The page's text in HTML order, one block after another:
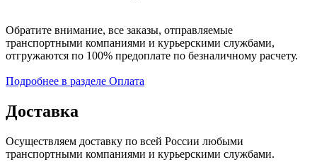
Обратите внимание, все заказы, отправляемые
транспортными компаниями и курьерскими службами,
отгружаются по 100% предоплате по безналичному расчету.
Подробнее в разделе Оплата
Доставка
Осуществляем доставку по всей России любыми
транспортными компаниями и курьерскими службами.